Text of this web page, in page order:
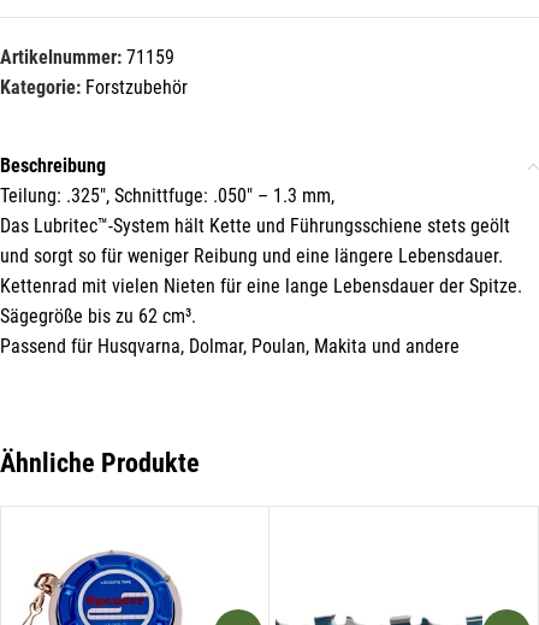
Artikelnummer: 71159
Kategorie: Forstzubehör
Beschreibung
Teilung: .325″, Schnittfuge: .050″ – 1.3 mm,
Das Lubritec™-System hält Kette und Führungsschiene stets geölt
und sorgt so für weniger Reibung und eine längere Lebensdauer.
Kettenrad mit vielen Nieten für eine lange Lebensdauer der Spitze.
Sägegröße bis zu 62 cm³.
Passend für Husqvarna, Dolmar, Poulan, Makita und andere
Ähnliche Produkte
Mit unserem Newsletter sind Sie
immer top-informiert über
Name*
meiner E-Mail-Adresse von der Liechtenstein Holztreff GmbH zum
Zwecke der Zusendung von Newslettern über Neuigkeiten in der
Datenschutzerklärung verwendet werden. Diese Einwilligung ist
widerrufen werden.